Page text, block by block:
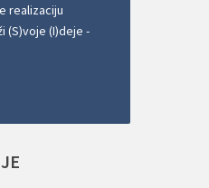
realizaciju
(S)voje (I)deje -